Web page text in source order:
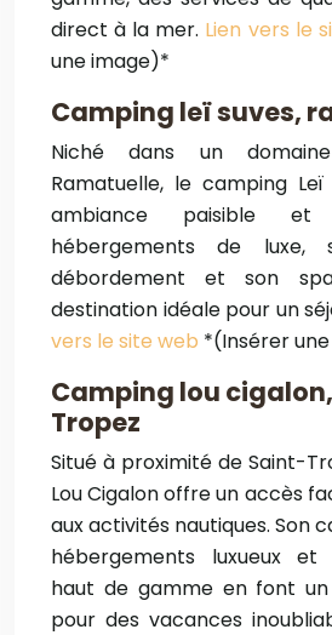
direct à la mer. Lien vers le
une image)*
Camping leï suves,
Niché dans un
Ramatuelle, le camping
ambiance paisible et
hébergements de luxe,
débordement et son
destination idéale pour un
vers le site web *(Insérer
Camping lou
Tropez
Situé à proximité de Saint-
Lou Cigalon offre un accès
aux activités nautiques. Son
hébergements luxueux et
haut de gamme en font un
pour des vacances